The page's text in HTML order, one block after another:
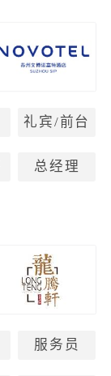
礼宾/前台
总经理
服务员